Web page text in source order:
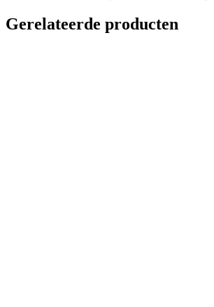
Gerelateerde producten